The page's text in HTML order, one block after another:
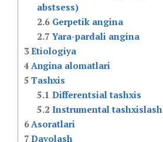
abstsess)
2.6 Gerpetik angina
2.7 Yara-pardali angina
3Etiologiya
4 Angina alomatlari
5 Tashxis
5.1 Differentsial tashxis
5.2 Instrumental tashxislash
6Asoratlari
7 Davolash